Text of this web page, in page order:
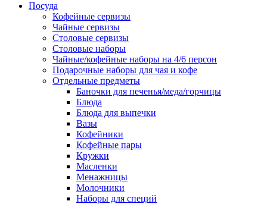
Посуда
Кофейные сервизы
Чайные сервизы
Столовые сервизы
Столовые наборы
Чайные/кофейные наборы на 4/6 персон
Подарочные наборы для чая и кофе
Отдельные предметы
Баночки для печенья/меда/горчицы
Блюда
Блюда для выпечки
Вазы
Кофейники
Кофейные пары
Кружки
Масленки
Менажницы
Молочники
Наборы для специй